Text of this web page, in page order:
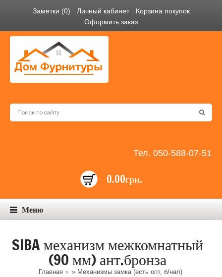
Заметки (0) Личный кабинет
Корзина покупок
Оформить заказ
Тел. 050-588-07-51
0.00грн.
Меню
SIBA механизм межкомнатный
(90 мм) ант.бронза
Главная » Механизмы замка (есть опт, б/нал)